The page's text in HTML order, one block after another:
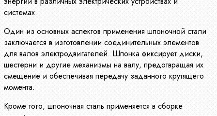
системах.
Один из основных аспектов применения шпоночной стали
заключается в изготовлении соединительных элементов
для валов электродвигателей. Шпонка фиксирует диски,
шестерни и другие механизмы на валу, предотвращая их
смещение и обеспечивая передачу заданного крутящего
момента.
Кроме того, шпоночная сталь применяется в сборке